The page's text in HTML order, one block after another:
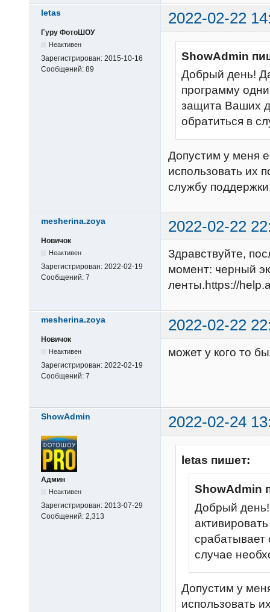
letas 2022-02-22
Гуру ФотоШОУ
Неактивен
Зарегистрирован: 2015-10-16
Сообщений: 89
ShowAdmin
Добрый день!
программу
защита Ваших
обратиться в
Допустим у меня
использовать их
службу
mesherina.zoya 2022-02-22
Новичок
Неактивен
Зарегистрирован: 2022-02-19
Сообщений: 7
Здравствуйте,
момент: черный
ленты.https://
mesherina.zoya 2022-02-22
Новичок
Неактивен
Зарегистрирован: 2022-02-19
Сообщений: 7
может у кого то
ShowAdmin 2022-02-24
Админ
Неактивен
Зарегистрирован: 2013-07-29
Сообщений: 2,313
letas пишет:
ShowAdmin
Добрый
случае
Допустим у
использовать